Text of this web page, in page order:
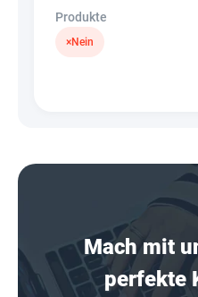
Produkte
×Nein
Mach mit
perfekte